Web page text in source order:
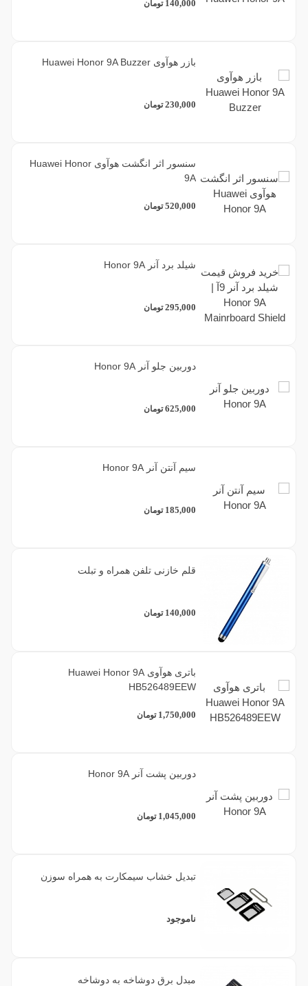
140,000 تومان
بازر هوآوی Huawei Honor 9A Buzzer
230,000 تومان
سنسور اثر انگشت هوآوی Huawei Honor
9A
520,000 تومان
شیلد برد آنر Honor 9A
295,000 تومان
دوربین جلو آنر Honor 9A
625,000 تومان
سیم آنتن آنر Honor 9A
185,000 تومان
قلم خازنی تلفن همراه و تبلت
140,000 تومان
باتری هوآوی Huawei Honor 9A
HB526489EEW
1,750,000 تومان
دوربین پشت آنر Honor 9A
1,045,000 تومان
تبدیل خشاب سیمکارت به همراه سوزن
ناموجود
مبدل برق دوشاخه به دوشاخه